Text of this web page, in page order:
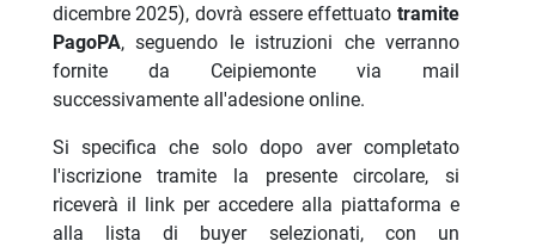
dicembre 2025), dovrà essere effettuatotramite
PagoPA, seguendo le istruzioni che verranno
fornite da Ceipiemonte via mail
successivamente all'adesione online.
Si specifica che solo dopo aver completato
l'iscrizione tramite la presente circolare, si
riceverà il link per accedere alla piattaforma e
alla lista di buyer selezionati, con un